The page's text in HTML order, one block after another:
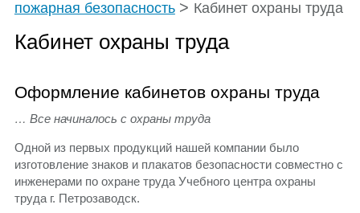
пожарная безопасность > Кабинет охраны труда
Кабинет охраны труда
Оформление кабинетов охраны труда
… Все начиналось с охраны труда
Одной из первых продукций нашей компании было
изготовление знаков и плакатов безопасности совместно с
инженерами по охране труда Учебного центра охраны
труда г. Петрозаводск.